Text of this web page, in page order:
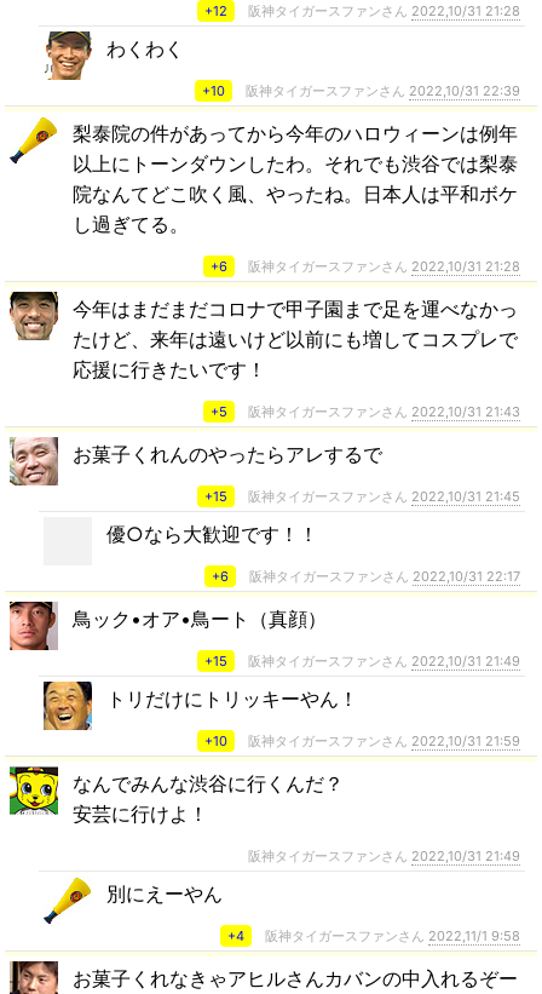
+12 阪神タイガースファンさん 2022,10/31 21:28
わくわく
+10 阪神タイガースファンさん 2022,10/31 22:39
梨泰院の件があってから今年のハロウィーンは例年
以上にトーンダウンしたわ。それでも渋谷では梨泰
院なんてどこ吹く風、やったね。日本人は平和ボケ
し過ぎてる。
+6 阪神タイガースファンさん 2022,10/31 21:28
今年はまだまだコロナで甲子園まで足を運べなかっ
たけど、来年は遠いけど以前にも増してコスプレで
応援に行きたいです！
+5 阪神タイガースファンさん 2022,10/31 21:43
お菓子くれんのやったらアレするで
+15 阪神タイガースファンさん 2022,10/31 21:45
優○なら大歓迎です！！
+6 阪神タイガースファンさん 2022,10/31 22:17
鳥ック•オア•鳥ート（真顔）
+15 阪神タイガースファンさん 2022,10/31 21:49
トリだけにトリッキーやん！
+10 阪神タイガースファンさん 2022,10/31 21:59
なんでみんな渋谷に行くんだ？
安芸に行けよ！
阪神タイガースファンさん 2022,10/31 21:49
別にえーやん
+4 阪神タイガースファンさん 2022,11/1 9:58
お菓子くれなきゃアヒルさんカバンの中入れるぞー